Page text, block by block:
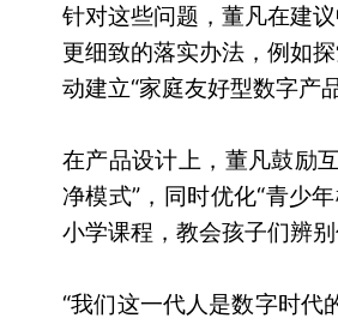
针对这些问题，董凡在建
更细致的落实办法，例如
动建立“家庭友好型数字产
在产品设计上，董凡鼓励
净模式”，同时优化“青少
小学课程，教会孩子们辨
“我们这一代人是数字时代